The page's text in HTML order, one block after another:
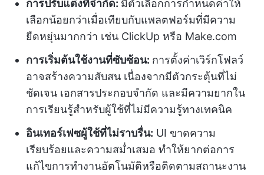
การปรับแต่งที่จำกัด: มีตัวเลือกการกำหนดค่าให้
เลือกน้อยกว่าเมื่อเทียบกับแพลตฟอร์มที่มีความ
ยืดหยุ่นมากกว่า เช่น ClickUp หรือ Make.com
การเริ่มต้นใช้งานที่ซับซ้อน: การตั้งค่าเวิร์กโฟลว์
อาจสร้างความสับสน เนื่องจากมีตัวกระตุ้นที่ไม่
ชัดเจน เอกสารประกอบจำกัด และมีความยากใน
การเรียนรู้สำหรับผู้ใช้ที่ไม่มีความรู้ทางเทคนิค
อินเทอร์เฟซผู้ใช้ที่ไม่ราบรื่น: UI ขาดความ
เรียบร้อยและความสม่ำเสมอ ทำให้ยากต่อการ
แก้ไขการทำงานอัตโนมัติหรือติดตามสถานะงาน